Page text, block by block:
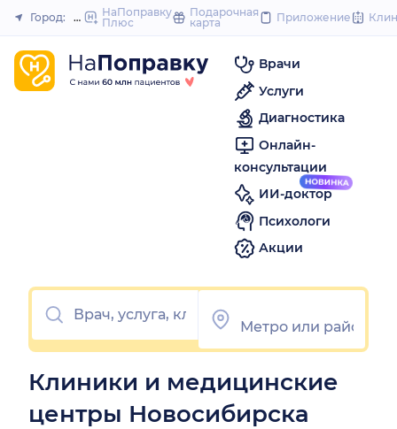
to
Закрыть
Город: Новосибирск
НаПоправку
Плюс
Подарочная
карта
Приложение
Врачи
Услуги
Диагностика
Онлайн-
консультации
ИИ-доктор
Психологи
Акции
Клиники и медицинские
центры Новосибирска